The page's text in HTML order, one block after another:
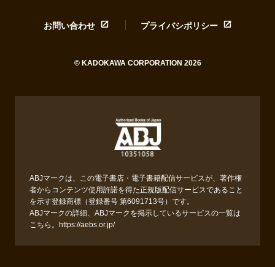
お問い合わせ プライバシポリシー
© KADOKAWA CORPORATION 2026
ABJマークは、この電子書店・電子書籍配信サービスが、著作権
者からコンテンツ使用許諾を得た正規版配信サービスであること
を示す登録商標（登録番号 第6091713号）です。
ABJマークの詳細、ABJマークを掲示しているサービスの一覧は
こちら。 https://aebs.or.jp/